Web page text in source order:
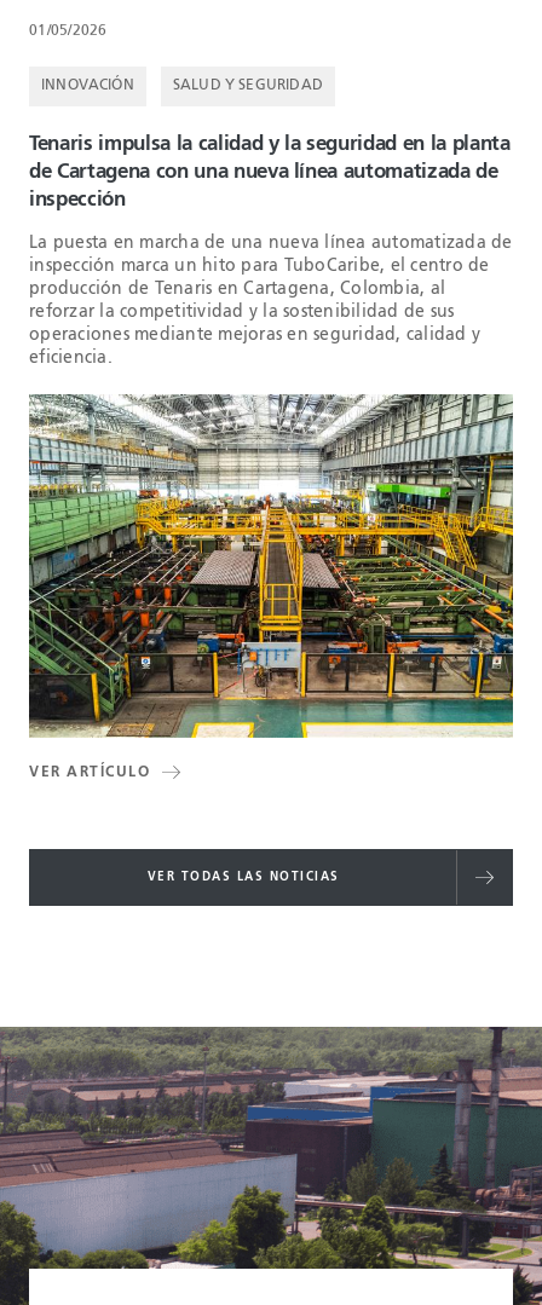
01/05/2026
INNOVACIÓN SALUD Y SEGURIDAD
Tenaris impulsa la calidad y la seguridad en la planta
de Cartagena con una nueva línea automatizada de
inspección
La puesta en marcha de una nueva línea automatizada de
inspección marca un hito para TuboCaribe, el centro de
producción de Tenaris en Cartagena, Colombia, al
reforzar la competitividad y la sostenibilidad de sus
operaciones mediante mejoras en seguridad, calidad y
eficiencia.
VER ARTÍCULO
VER TODAS LAS NOTICIAS